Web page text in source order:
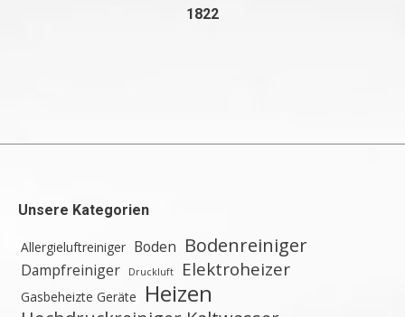
1822
Unsere Kategorien
Allergieluftreiniger Boden Bodenreiniger
Dampfreiniger Druckluft Elektroheizer
Gasbeheizte Geräte Heizen